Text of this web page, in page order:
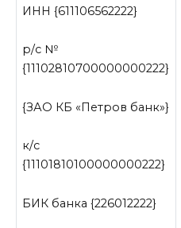
ИНН {611106562222}
р/с №
{11102810700000000222}
{ЗАО КБ «Петров банк»}
к/с
{11101810100000000222}
БИК банка {226012222}